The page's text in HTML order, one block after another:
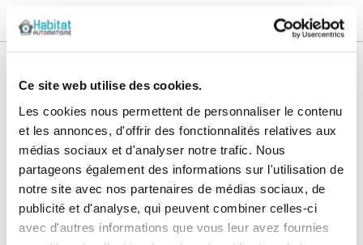
Ce site web utilise des cookies.
Les cookies nous permettent de personnaliser le contenu
et les annonces, d'offrir des fonctionnalités relatives aux
médias sociaux et d'analyser notre trafic. Nous
partageons également des informations sur l'utilisation de
notre site avec nos partenaires de médias sociaux, de
publicité et d'analyse, qui peuvent combiner celles-ci
avec d'autres informations que vous leur avez fournies
Paiement
100% sécurisé
Paiement en
3x sans frais
Livraison
SAV & Retours
Garanties